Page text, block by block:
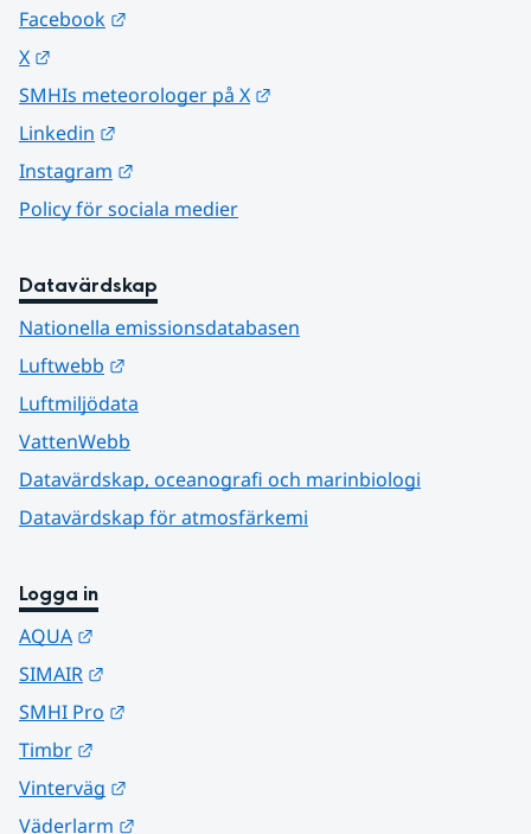
Facebook
X
SMHIs meteorologer på X
Linkedin
Instagram
Policy för sociala medier
Datavärdskap
Nationella emissionsdatabasen
Luftwebb
Luftmiljödata
VattenWebb
Datavärdskap, oceanografi och marinbiologi
Datavärdskap för atmosfärkemi
Logga in
AQUA
SIMAIR
SMHI Pro
Timbr
Vinterväg
Väderlarm